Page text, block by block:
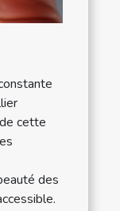
cette
des